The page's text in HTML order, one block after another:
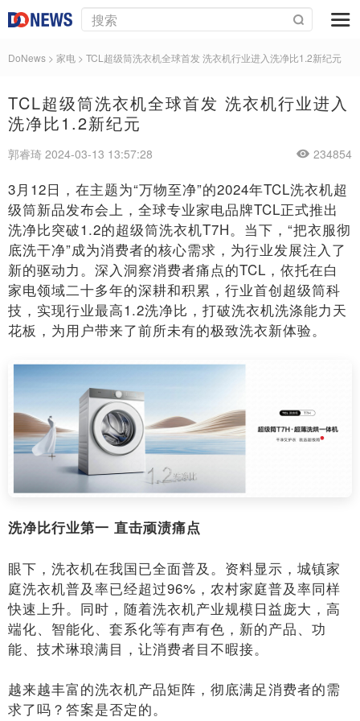
DoNews > 家电 > TCL超级筒洗衣机全球首发 洗衣机行业进入洗净比1.2新纪元
TCL超级筒洗衣机全球首发 洗衣机行业进入
洗净比1.2新纪元
郭睿琦 2024-03-13 13:57:28 234854
3月12日，在主题为“万物至净”的2024年TCL洗衣机超
级筒新品发布会上，全球专业家电品牌TCL正式推出
洗净比突破1.2的超级筒洗衣机T7H。当下，“把衣服彻
底洗干净”成为消费者的核心需求，为行业发展注入了
新的驱动力。深入洞察消费者痛点的TCL，依托在白
家电领域二十多年的深耕和积累，行业首创超级筒科
技，实现行业最高1.2洗净比，打破洗衣机洗涤能力天
花板，为用户带来了前所未有的极致洗衣新体验。
洗净比行业第一 直击顽渍痛点
眼下，洗衣机在我国已全面普及。资料显示，城镇家
庭洗衣机普及率已经超过96%，农村家庭普及率同样
快速上升。同时，随着洗衣机产业规模日益庞大，高
端化、智能化、套系化等有声有色，新的产品、功
能、技术琳琅满目，让消费者目不暇接。
越来越丰富的洗衣机产品矩阵，彻底满足消费者的需
求了吗？答案是否定的。